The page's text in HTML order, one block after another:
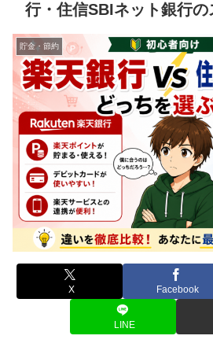
行・住信SBIネット銀行の
貯金・節約
X Facebook
LINE